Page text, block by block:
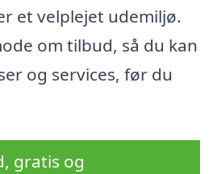
et velplejet udemiljø.
om tilbud, så du kan
og services, før du
gratis og